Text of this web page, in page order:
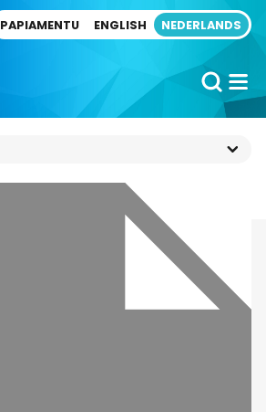
PAPIAMENTU ENGLISH NEDERLANDS